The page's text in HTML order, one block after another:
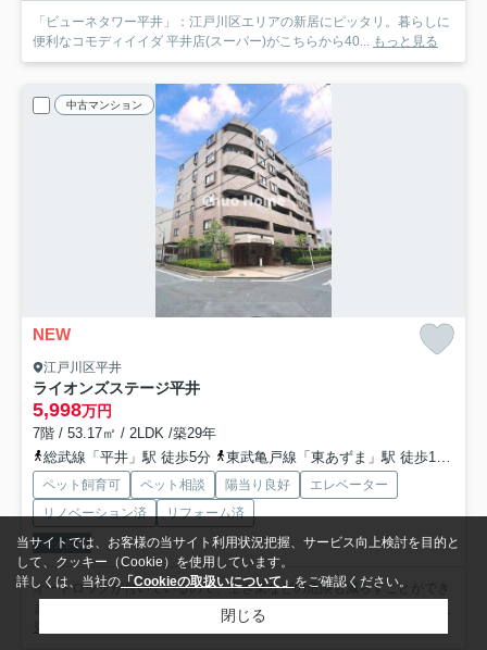
「ビューネタワー平井」：江戸川区エリアの新居にピッタリ。暮らしに
便利なコモディイイダ 平井店(スーパー)がこちらから40... もっと見る
中古マンション
NEW
江戸川区平井
ライオンズステージ平井
5,998万円
7階 / 53.17㎡ / 2LDK /築29年
総武線「平井」駅 徒歩5分
東武亀戸線「東あずま」駅 徒歩17分
ペット飼育可 ペット相談 陽当り良好
エレベーター
リノベーション済
リフォーム済
ペット可
オートロックが付いているので、空き巣などの危険も減らすことができ
ます。こちらの住宅の向きは南西向きです。お探しの方はどう...
当サイトでは、お客様の当サイト利用状況把握、サービス向上検討を目的と
して、クッキー（Cookie）を使用しています。
詳しくは、当社の 「Cookieの取扱いについて」 をご確認ください。
閉じる